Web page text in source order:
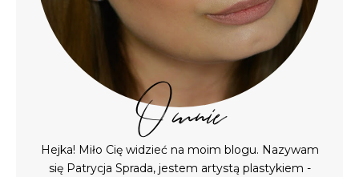
O mnie
Hejka! Miło Cię widzieć na moim blogu. Nazywam
się Patrycja Sprada, jestem artystą plastykiem -